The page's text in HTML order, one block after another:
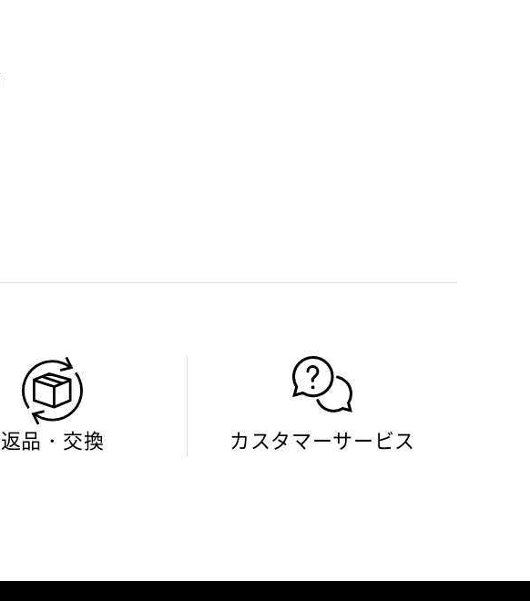
返品・交換 カスタマーサービス